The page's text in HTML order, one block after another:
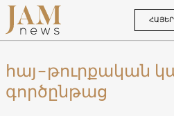
հայ-թուրքական
գործընթաց